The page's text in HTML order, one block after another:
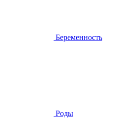
Беременность
Роды